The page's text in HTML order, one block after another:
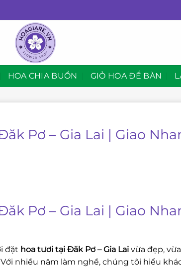
HOA CHIA BUỒN GIỎ HOA ĐỂ BÀN
Pơ – Gia Lai | Giao
Pơ – Gia Lai | Giao
đặt hoa tươi tại Đăk Pơ – Gia Lai vừa đẹp,
nhiều năm làm nghề, chúng tôi hiểu